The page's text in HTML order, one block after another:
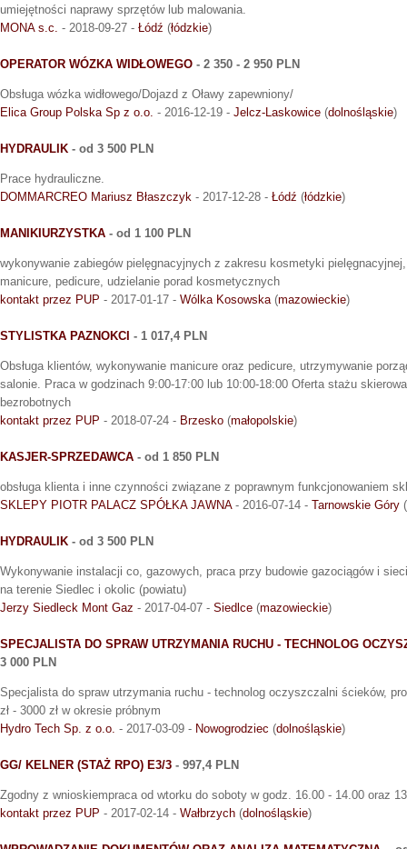
umiejętności naprawy sprzętów lub malowania.
MONA s.c. - 2018-09-27 - Łódź (łódzkie)
OPERATOR WÓZKA WIDŁOWEGO - 2 350 - 2 950 PLN
Obsługa wózka widłowego/Dojazd z Oławy zapewniony/
Elica Group Polska Sp z o.o. - 2016-12-19 - Jelcz-Laskowice (dolnośląskie)
HYDRAULIK - od 3 500 PLN
Prace hydrauliczne.
DOMMARCREO Mariusz Błaszczyk - 2017-12-28 - Łódź (łódzkie)
MANIKIURZYSTKA - od 1 100 PLN
wykonywanie zabiegów pielęgnacyjnych z zakresu kosmetyki
manicure, pedicure, udzielanie porad kosmetycznych
kontakt przez PUP - 2017-01-17 - Wólka Kosowska(mazowieckie)
STYLISTKA PAZNOKCI - 1 017,4 PLN
Obsługa klientów, wykonywanie manicure oraz pedicure, utrzymywanie
salonie. Praca w godzinach 9:00-17:00 lub 10:00-18:00 Oferta stażu
bezrobotnych
kontakt przez PUP - 2018-07-24 - Brzesko (małopolskie)
KASJER-SPRZEDAWCA - od 1 850 PLN
obsługa klienta i inne czynności związane z poprawnym funkcjonowaniem
SKLEPY PIOTR PALACZ SPÓŁKA JAWNA- 2016-07-14 - Tarnowskie Góry (
HYDRAULIK - od 3 500 PLN
Wykonywanie instalacji co, gazowych, praca przy budowie gazociągów i
na terenie Siedlec i okolic (powiatu)
Jerzy Siedleck Mont Gaz - 2017-04-07 - Siedlce (mazowieckie)
SPECJALISTA DO SPRAW UTRZYMANIA RUCHU - TECHNOLOG
3 000 PLN
Specjalista do spraw utrzymania ruchu - technolog oczyszczalni ścieków,
zł - 3000 zł w okresie próbnym
Hydro Tech Sp. z o.o. - 2017-03-09 - Nowogrodziec (dolnośląskie)
GG/ KELNER (STAŻ RPO) E3/3 - 997,4 PLN
Zgodny z wnioskiempraca od wtorku do soboty w godz. 16.00 - 14.00 oraz
kontakt przez PUP - 2017-02-14 - Wałbrzych (dolnośląskie)